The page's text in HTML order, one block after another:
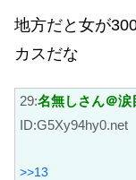
地方だと女が
カスだな
29:名無しさん＠涙
ID:G5Xy94hy0.net
>>13